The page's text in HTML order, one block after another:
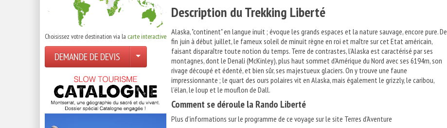
Choisissez votre destination via la carte interactive
DEMANDE DE DEVIS
Description du Trekking Liberté
Alaska, "continent" en langue inuit ; évoque les grands espaces et la nature sauvage, encore pure. De
fin juin à début juillet, le fameux soleil de minuit règne en roi et maître sur cet Etat américain,
faisant disparaître toute notion du temps. Terre de contrastes, l'Alaska est caractérisé par ses
montagnes, dont le Denali (McKinley), plus haut sommet d'Amérique du Nord avec ses 6194m, son
rivage découpé et édenté, et bien sûr, ses majestueux glaciers. On y trouve une faune
impressionnante ; le quart des ours polaires vit en Alaska, mais également le grizzly, le caribou,
l'élan, le loup et le mouflon de Dall.
Comment se déroule la Rando Liberté
Plus d'informations sur le programme de ce voyage sur le site Terres d'Aventure